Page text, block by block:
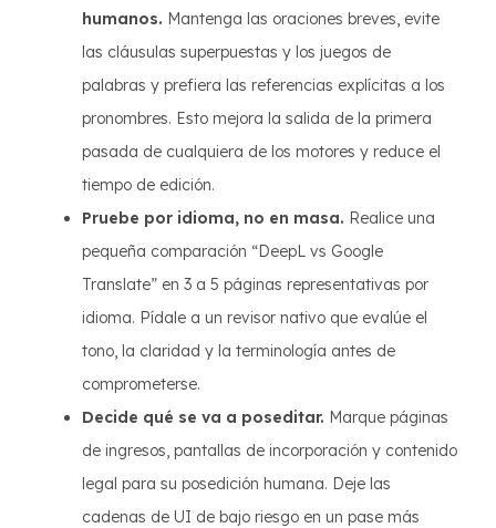
humanos. Mantenga las oraciones breves, evite
las cláusulas superpuestas y los juegos de
palabras y prefiera las referencias explícitas a los
pronombres. Esto mejora la salida de la primera
pasada de cualquiera de los motores y reduce el
tiempo de edición.
Pruebe por idioma, no en masa. Realice una
pequeña comparación “DeepL vs Google
Translate” en 3 a 5 páginas representativas por
idioma. Pídale a un revisor nativo que evalúe el
tono, la claridad y la terminología antes de
comprometerse.
Decide qué se va a poseditar. Marque páginas
de ingresos, pantallas de incorporación y contenido
legal para su posedición humana. Deje las
cadenas de UI de bajo riesgo en un pase más